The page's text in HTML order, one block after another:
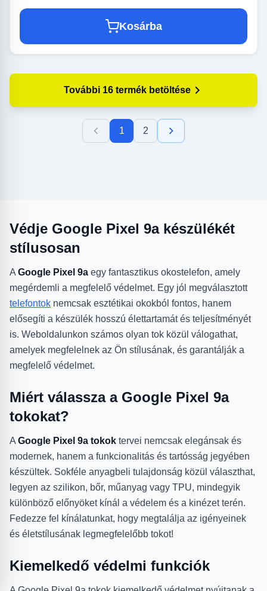
Kosárba
További 16 termék betöltése
1 2
Védje Google Pixel 9a készülékét
stílusosan
A Google Pixel 9a egy fantasztikus okostelefon, amely
megérdemli a megfelelő védelmet. Egy jól megválasztott
telefontok nemcsak esztétikai okokból fontos, hanem
elősegíti a készülék hosszú élettartamát és teljesítményét
is. Weboldalunkon számos olyan tok közül válogathat,
amelyek megfelelnek az Ön stílusának, és garantálják a
megfelelő védelmet.
Miért válassza a Google Pixel 9a
tokokat?
A Google Pixel 9a tokok tervei nemcsak elegánsak és
modernek, hanem a funkcionalitás és tartósság jegyében
készültek. Sokféle anyagbeli tulajdonság közül választhat,
legyen az szilikon, bőr, műanyag vagy TPU, mindegyik
különböző előnyöket kínál a védelem és a kinézet terén.
Fedezze fel kínálatunkat, hogy megtalálja az igényeinek
és életstílusának legmegfelelőbb tokot!
Kiemelkedő védelmi funkciók